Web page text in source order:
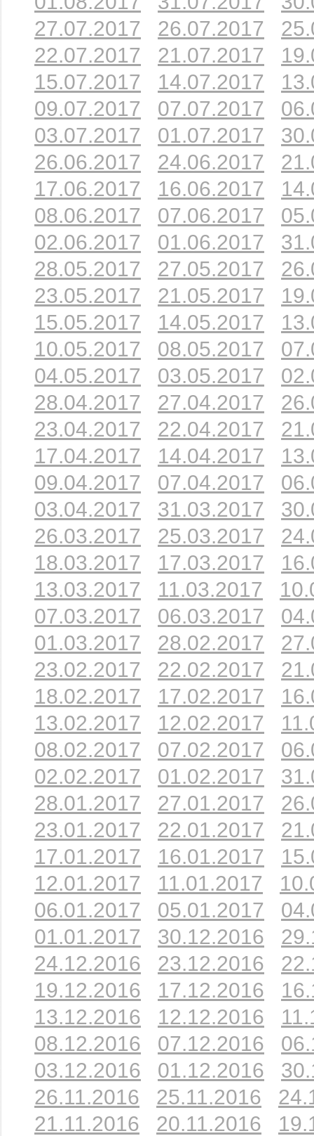
27.07.2017
26.07.2017
22.07.2017
21.07.2017
15.07.2017
14.07.2017
09.07.2017
07.07.2017
03.07.2017
01.07.2017
26.06.2017
24.06.2017
17.06.2017
16.06.2017
08.06.2017
07.06.2017
02.06.2017
01.06.2017
28.05.2017
27.05.2017
23.05.2017
21.05.2017
15.05.2017
14.05.2017
10.05.2017
08.05.2017
04.05.2017
03.05.2017
28.04.2017
27.04.2017
23.04.2017
22.04.2017
17.04.2017
14.04.2017
09.04.2017
07.04.2017
03.04.2017
31.03.2017
26.03.2017
25.03.2017
18.03.2017
17.03.2017
13.03.2017
11.03.2017
07.03.2017
06.03.2017
01.03.2017
28.02.2017
23.02.2017
22.02.2017
18.02.2017
17.02.2017
13.02.2017
12.02.2017
08.02.2017
07.02.2017
02.02.2017
01.02.2017
28.01.2017
27.01.2017
23.01.2017
22.01.2017
17.01.2017
16.01.2017
12.01.2017
11.01.2017
06.01.2017
05.01.2017
01.01.2017
30.12.2016
24.12.2016
23.12.2016
19.12.2016
17.12.2016
13.12.2016
12.12.2016
08.12.2016
07.12.2016
03.12.2016
01.12.2016
26.11.2016
25.11.2016
21.11.2016
20.11.2016